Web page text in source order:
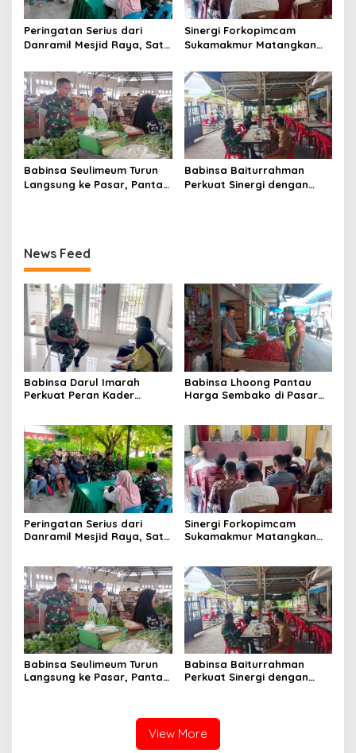
Peringatan Serius dari
Danramil Mesjid Raya, Satu
Diri, Keluarga, hingga
Satuan
Sinergi Forkopimcam
Sukamakmur Matangkan
Semangat Kebersamaan
Jadi Kunci Sukses
Babinsa Seulimeum Turun
Langsung ke Pasar, Pantau
Babinsa Baiturrahman
Perkuat Sinergi dengan
News Feed
Babinsa Darul Imarah
Perkuat Peran Kader
Anak
Babinsa Lhoong Pantau
Harga Sembako di Pasar
Peringatan Serius dari
Danramil Mesjid Raya, Satu
Satuan
Sinergi Forkopimcam
Sukamakmur Matangkan
Jadi Kunci Sukses
Babinsa Seulimeum Turun
Langsung ke Pasar, Pantau
Babinsa Baiturrahman
Perkuat Sinergi dengan
Peningkatan Kualitas SDM
View More